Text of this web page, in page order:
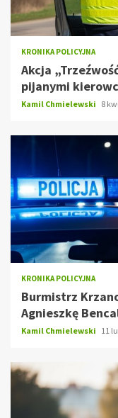
KRONIKA POLICYJNA
Akcja
pijanymi
Kamil Chmielewski 8
KRONIKA POLICYJNA
Burmistrz
Agnieszkę
Kamil Chmielewski 11